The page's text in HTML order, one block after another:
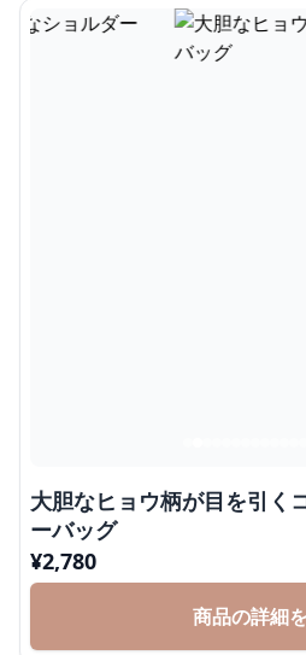
大胆なヒョウ柄が目を引く
ーバッグ
¥2,780
商品の詳細